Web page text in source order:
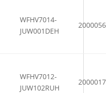
WFHV7014-
JUW001DEH
WFHV7012-
JUW102RUH